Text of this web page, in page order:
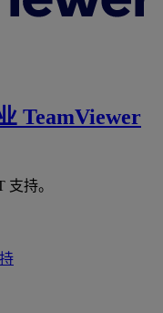
TeamViewer
持。